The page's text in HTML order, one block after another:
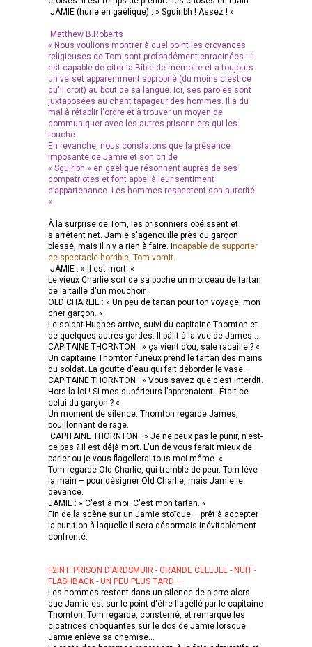
JAMIE (hurle en gaélique) : » Sguiribh ! Assez ! »
Matthew B.Roberts
« Nous voulions montrer à quel point les croyances
religieuses de Tom sont profondément enracinées : il
est capable de citer la Bible de mémoire et a toujours
un verset apparemment approprié (du moins c'est ce
qu'il croit) au bout de sa langue. Ici, ses paroles sont
juxtaposées au chant tapageur des hommes. Il a du
mal à rétablir l'ordre et à trouver un moyen de
communiquer avec les autres prisonniers qui les
touche.
En revanche, nous constatons que la présence
imposante de Jamie et son cri de
« Sguiribh » en gaélique résonnent auprès de ses
compatriotes et font appel à leur sentiment
d’appartenance. Les hommes respectent son autorité.
«
À la surprise de Tom, les prisonniers obéissent et
s'arrêtent net. Jamie s'agenouille près du garçon
blessé, mais il n'y a rien à faire. I ncapable de supporter
ce spectacle horrible, Tom vomit.
JAMIE : » Il est mort. «
Le vieux Charlie sort de sa poche un morceau de tartan
de la taille d'un mouchoir.
OLD CHARLIE : » Un peu de tartan pour ton voyage, mon
cher garçon. «
Le soldat Hughes arrive, suivi du capitaine Thornton et
de quelques autres gardes. Il pâlit à la vue de James...
CAPITAINE THORNTON : » ça vient d’où, sale racaille ? «
Un capitaine Thornton furieux prend le tartan des mains
du soldat. La goutte d'eau qui fait déborder le vase –
CAPITAINE THORNTON : » Vous savez que c’est interdit.
Hors-la loi ! Si mes supérieurs l’apprenaient…Était-ce
celui du garçon ? «
Un moment de silence. Thornton regarde James,
bouillonnant de rage.
CAPITAINE THORNTON : » Je ne peux pas le punir, n'est-
ce pas ? Il est déjà mort. L'un de vous ferait mieux de
parler ou je vous flagellerai tous moi-même. «
Tom regarde Old Charlie, qui tremble de peur. Tom lève
la main – pour désigner Old Charlie, mais Jamie le
devance.
JAMIE : » C'est à moi. C'est mon tartan. «
Fin de la scène sur un Jamie stoïque – prêt à accepter
la punition à laquelle il sera désormais inévitablement
confronté.
F2INT. PRISON D'ARDSMUIR - GRANDE CELLULE - NUIT -
FLASHBACK - UN PEU PLUS TARD –
Les hommes restent dans un silence de pierre alors
que Jamie est sur le point d'être flagellé par le capitaine
Thornton. Tom regarde, consterné, et remarque les
cicatrices choquantes sur le dos de Jamie lorsque
Jamie enlève sa chemise...